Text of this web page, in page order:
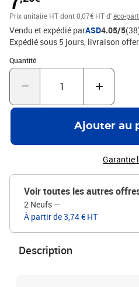
1000 agrafes, Longueur de 20mm,
10mm, 12mm, 15mm, 17mm et
Prix unitaire HTdont 0,07€ HT d'éco-part
Vendu et expédié parASD4.05/5
Expédié sous 5 jours livraison
Quantité
Quantité : 1
Ajouter au
Garantie
Voir toutes les autres
2 Neufs —
À partir de 3,74 € HT
Description